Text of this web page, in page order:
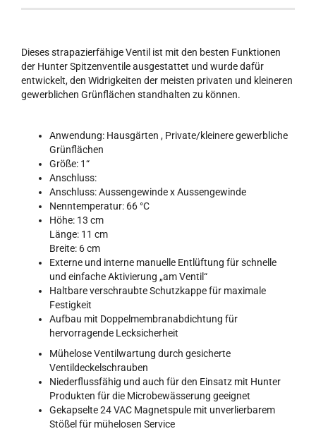
Dieses strapazierfähige Ventil ist mit den besten Funktionen
der Hunter Spitzenventile ausgestattet und wurde dafür
entwickelt, den Widrigkeiten der meisten privaten und kleineren
gewerblichen Grünflächen standhalten zu können.
Anwendung: Hausgärten , Private/kleinere gewerbliche
Grünflächen
Größe: 1“
Anschluss:
Anschluss: Aussengewinde x Aussengewinde
Nenntemperatur: 66 °C
Höhe: 13 cm
Länge: 11 cm
Breite: 6 cm
Externe und interne manuelle Entlüftung für schnelle
und einfache Aktivierung „am Ventil“
Haltbare verschraubte Schutzkappe für maximale
Festigkeit
Aufbau mit Doppelmembranabdichtung für
hervorragende Lecksicherheit
Mühelose Ventilwartung durch gesicherte
Ventildeckelschrauben
Niederflussfähig und auch für den Einsatz mit Hunter
Produkten für die Microbewässerung geeignet
Gekapselte 24 VAC Magnetspule mit unverlierbarem
Stößel für mühelosen Service